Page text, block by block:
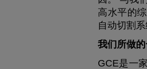
高水平的
自动切割
我们所做
GCE是一